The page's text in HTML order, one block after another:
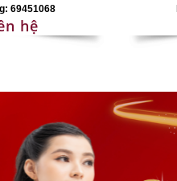
69451068
hệ